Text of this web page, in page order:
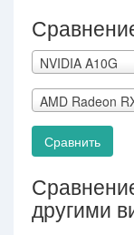
NVIDIA A10G
AMD Radeon
Сравнить
другими